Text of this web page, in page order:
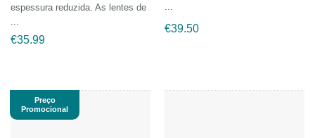
espessura reduzida. As lentes de
...
€35.99
...
€39.50
Preço
Promocional